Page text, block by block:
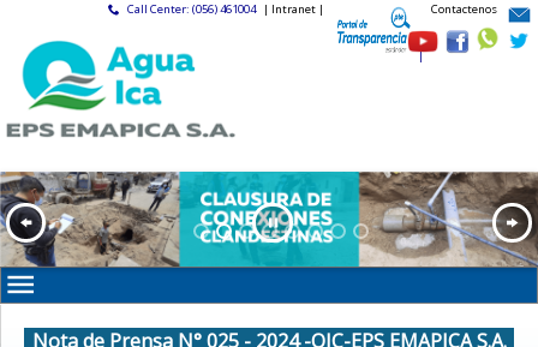
Call Center: (056) 461004 | Intranet |
|
Contactenos
Nota de Prensa N° 025 - 2024 -OIC-EPS EMAPICA S.A.